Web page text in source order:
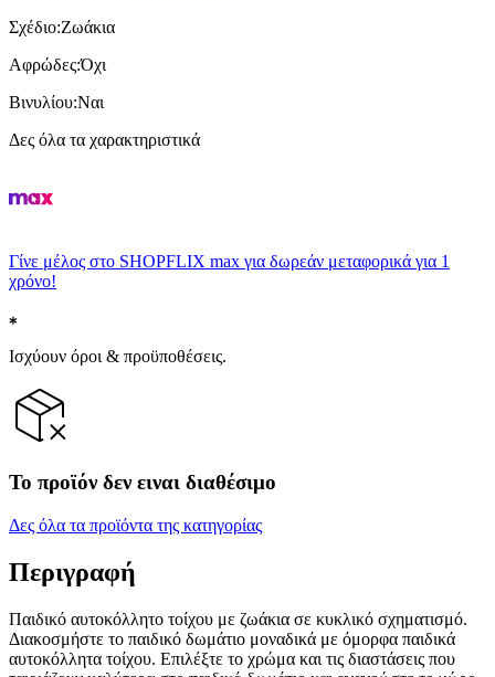
Σχέδιο:Ζωάκια
Αφρώδες:Όχι
Βινυλίου:Ναι
Δες όλα τα χαρακτηριστικά
Γίνε μέλος στο SHOPFLIX max για δωρεάν μεταφορικά για 1
χρόνο!
Ισχύουν όροι & προϋποθέσεις.
Το προϊόν δεν ειναι διαθέσιμο
Δες όλα τα προϊόντα της κατηγορίας
Περιγραφή
Παιδικό αυτοκόλλητο τοίχου με ζωάκια σε κυκλικό σχηματισμό.
Διακοσμήστε το παιδικό δωμάτιο μοναδικά με όμορφα παιδικά
αυτοκόλλητα τοίχου. Επιλέξτε το χρώμα και τις διαστάσεις που